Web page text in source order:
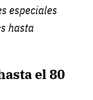
especiales
hasta
el 80